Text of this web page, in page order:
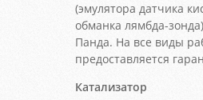
(эмулятора датчика
обманка лямбда-
Панда. На все виды
предоставляется
Катализатор